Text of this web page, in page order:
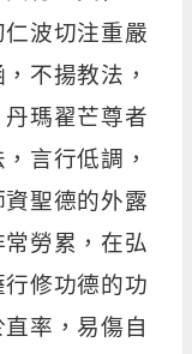
波切注重嚴
不揚教法，
瑪翟芒尊者
言行低調，
聖德的外露
勞累，在弘
修功德的功
率，易傷自